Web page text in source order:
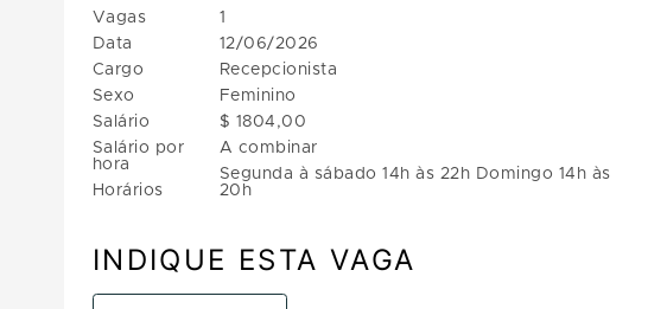
Vagas
Data
Cargo
Sexo
Salário
Salário por
hora
Horários
1
12/06/2026
Recepcionista
Feminino
$ 1804,00
A combinar
Segunda à sábado 14h às 22h Domingo 14h às
20h
INDIQUE ESTA VAGA